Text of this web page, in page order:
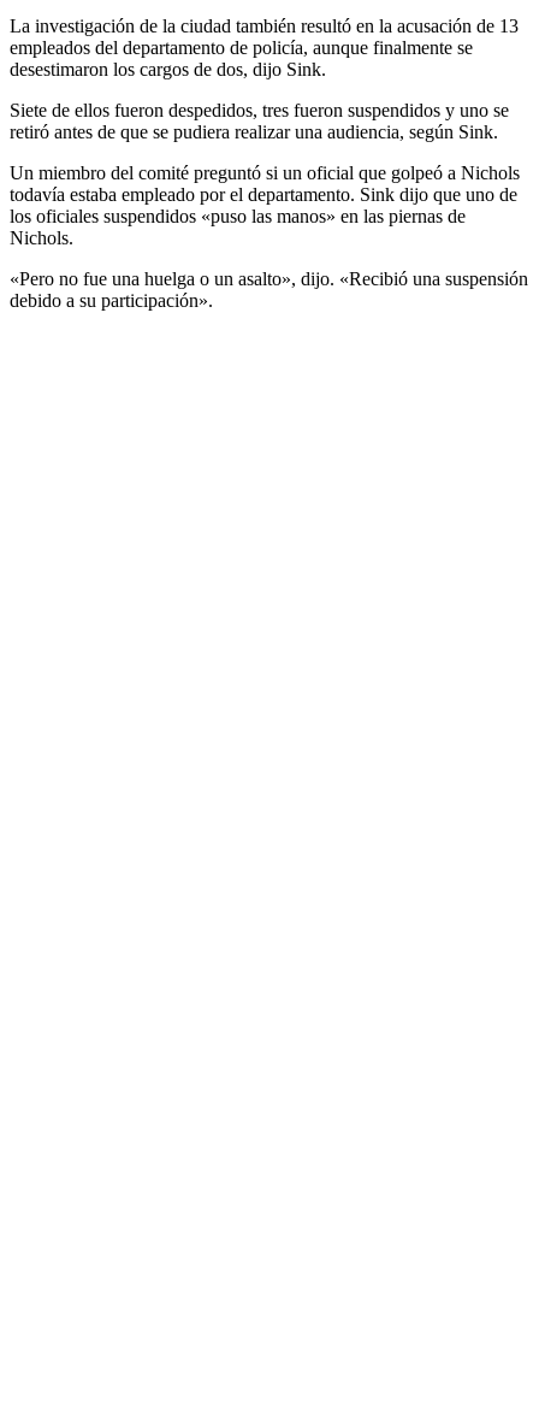
La investigación de la ciudad también resultó en la acusación de 13
empleados del departamento de policía, aunque finalmente se
desestimaron los cargos de dos, dijo Sink.
Siete de ellos fueron despedidos, tres fueron suspendidos y uno se
retiró antes de que se pudiera realizar una audiencia, según Sink.
Un miembro del comité preguntó si un oficial que golpeó a Nichols
todavía estaba empleado por el departamento. Sink dijo que uno de
los oficiales suspendidos «puso las manos» en las piernas de
Nichols.
«Pero no fue una huelga o un asalto», dijo. «Recibió una suspensión
debido a su participación».